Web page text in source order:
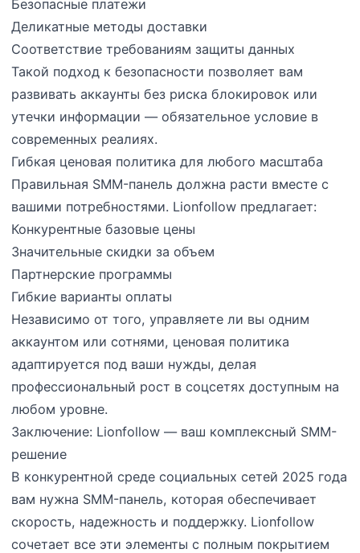
Безопасные платежи
Деликатные методы доставки
Соответствие требованиям защиты данных
Такой подход к безопасности позволяет вам
развивать аккаунты без риска блокировок или
утечки информации — обязательное условие в
современных реалиях.
Гибкая ценовая политика для любого масштаба
Правильная SMM-панель должна расти вместе с
вашими потребностями. Lionfollow предлагает:
Конкурентные базовые цены
Значительные скидки за объем
Партнерские программы
Гибкие варианты оплаты
Независимо от того, управляете ли вы одним
аккаунтом или сотнями, ценовая политика
адаптируется под ваши нужды, делая
профессиональный рост в соцсетях доступным на
любом уровне.
Заключение: Lionfollow — ваш комплексный SMM-
решение
В конкурентной среде социальных сетей 2025 года
вам нужна SMM-панель, которая обеспечивает
скорость, надежность и поддержку. Lionfollow
сочетает все эти элементы с полным покрытием